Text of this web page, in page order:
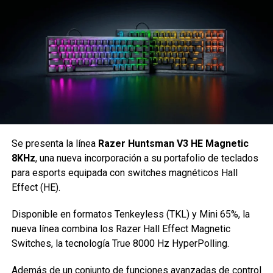
Al igual que en el razr fold, el chapado en oro de 24
quilates se puede ver en los detalles del logo de la M
estilizada y FIFA World Cup 26, lo que crea una identidad
premium cohesiva en toda la gama.
enterado de lo más atractivo del mundo geek, además
suscríbete a nuestro canal deYoutubeypodcast
comments
El HOT 70 Pro 5G incorpora el nuevo Diseño de Brillo
Dinámico, disponible en cinco colores:Termo Naranja,
Verde Espejismo, Croma Mágico (los tres acabados
especiales que destacan por interactuar con su entorno),
Acabado Suave, el diseño ofrece más que un color fijo:
Se presenta la líneaRazer Huntsman V3 HE Magnetic
8KHz, una nueva incorporación a su portafolio de teclados
para esports equipada con switches magnéticos Hall
Effect (HE).
Disponible en formatos Tenkeyless (TKL) y Mini 65%, la
nueva línea combina los Razer Hall Effect Magnetic
Switches, la tecnología True 8000 Hz HyperPolling.
Además de un conjunto de funciones avanzadas de control